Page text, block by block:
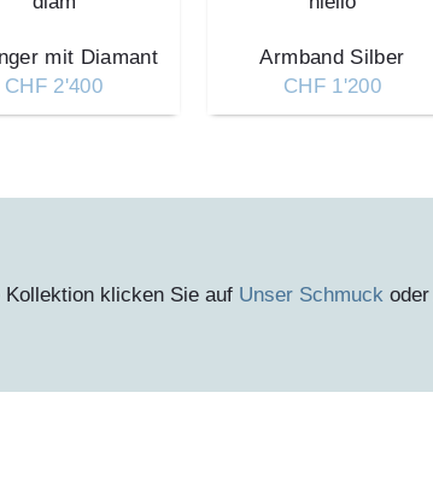
mit Diamant
CHF 2'400
Armband Silber
CHF 1'200
klicken Sie auf Unser Schmuck oder